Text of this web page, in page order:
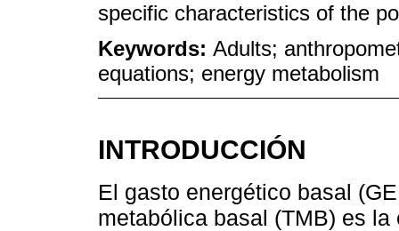
specific characteristics of the
Keywords: Adults;
equations; energy metabolism
INTRODUCCIÓN
El gasto energético basal
metabólica basal (TMB) es